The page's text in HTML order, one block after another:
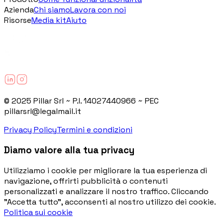
agosto ha tutto pronto. Chi aspetta, resta
fuori.
AziendaChi siamoLavora con noi
RisorseMedia kitAiuto
© 2025 Pillar Srl ~ P.I. 14027440966 ~ PEC
pillarsrl@legalmail.it
Privacy PolicyTermini e condizioni
Diamo valore alla tua privacy
Utilizziamo i cookie per migliorare la tua esperienza di
navigazione, offrirti pubblicità o contenuti
personalizzati e analizzare il nostro traffico. Cliccando
"Accetta tutto", acconsenti al nostro utilizzo dei cookie.
Politica sui cookie